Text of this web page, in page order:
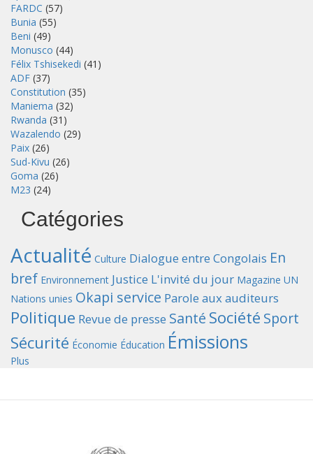
FARDC (57)
Bunia (55)
Beni (49)
Monusco (44)
Félix Tshisekedi (41)
ADF (37)
Constitution (35)
Maniema (32)
Rwanda (31)
Wazalendo (29)
Paix (26)
Sud-Kivu (26)
Goma (26)
M23 (24)
Catégories
Actualité Culture Dialogue entre Congolais En
bref Environnement Justice L'invité du jour Magazine UN
Nations unies Okapi service Parole aux auditeurs
Politique Revue de presse Santé Société Sport
Sécurité Économie Éducation Émissions
Plus